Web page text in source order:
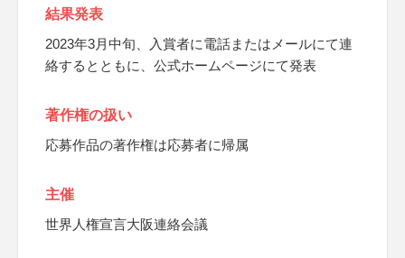
結果発表
2023年3月中旬、入賞者に電話またはメールにて連
絡するとともに、公式ホームページにて発表
著作権の扱い
応募作品の著作権は応募者に帰属
主催
世界人権宣言大阪連絡会議